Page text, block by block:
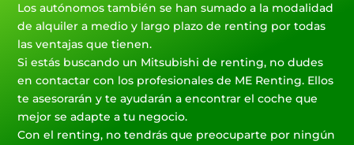
Los autónomos también se han sumado a la modalidad
de alquiler a medio y largo plazo de renting por todas
las ventajas que tienen.
Si estás buscando un Mitsubishi de renting, no dudes
en contactar con los profesionales de ME Renting. Ellos
te asesorarán y te ayudarán a encontrar el coche que
mejor se adapte a tu negocio.
Con el renting, no tendrás que preocuparte por ningún